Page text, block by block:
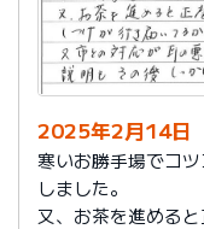
2025年2月14日
寒いお勝手場でコ
しました。
又、お茶を進める